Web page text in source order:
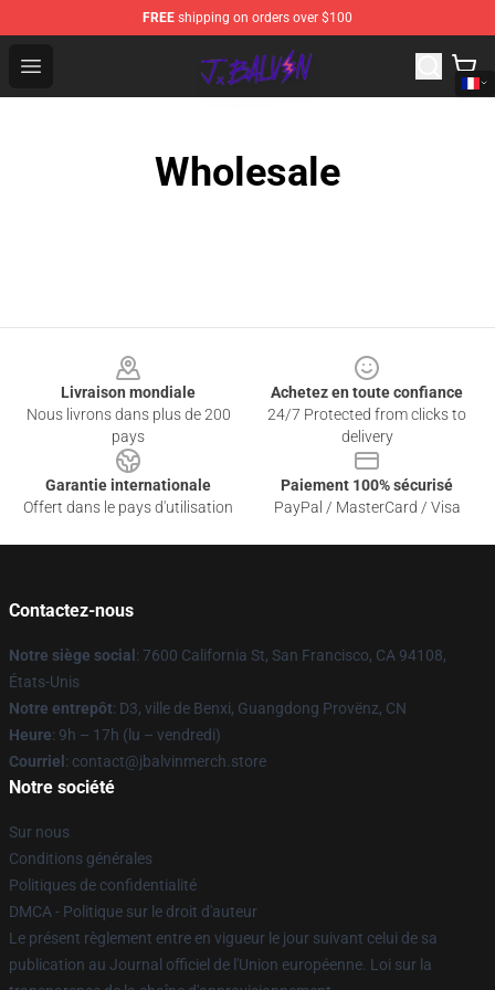
FREE shipping on orders over $100
Open menu
J Balvin Store - Official J Balvin Merchandise Shop
Wholesale
Livraison mondiale
Nous livrons dans plus de 200
pays
Achetez en toute confiance
24/7 Protected from clicks to
delivery
Garantie internationale
Offert dans le pays d'utilisation
Paiement 100% sécurisé
PayPal / MasterCard / Visa
Contactez-nous
Notre siège social : 7600 California St, San Francisco, CA 94108,
États-Unis
Notre entrepôt: D3, ville de Benxi, Guangdong Provënz, CN
Heure: 9h – 17h (lu – vendredi)
Courriel : contact@jbalvinmerch.store
Notre société
Sur nous
Conditions générales
Politiques de confidentialité
DMCA - Politique sur le droit d'auteur
Le présent règlement entre en vigueur le jour suivant celui de sa
publication au Journal officiel de l'Union européenne. Loi sur la